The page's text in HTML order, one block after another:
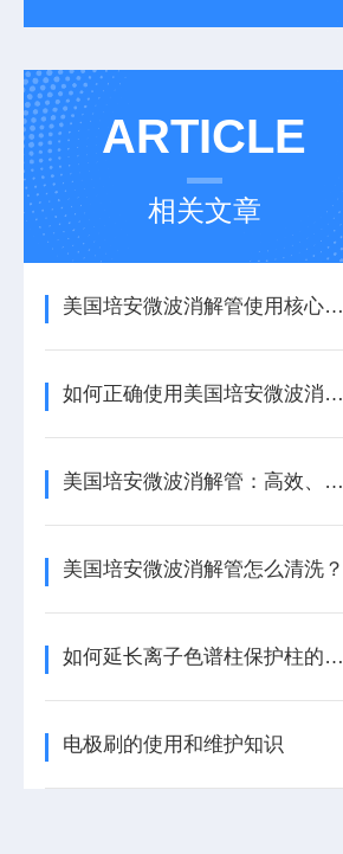
ARTICLE
相关文章
美国培安微波消解管使用核心注意事项
如何正确使用美国培安微波消解管进行样品消解？
美国培安微波消解管：高效、安全且环保的样品前处理解决方案
美国培安微波消解管怎么清洗？
如何延长离子色谱柱保护柱的使用寿命
电极刷的使用和维护知识